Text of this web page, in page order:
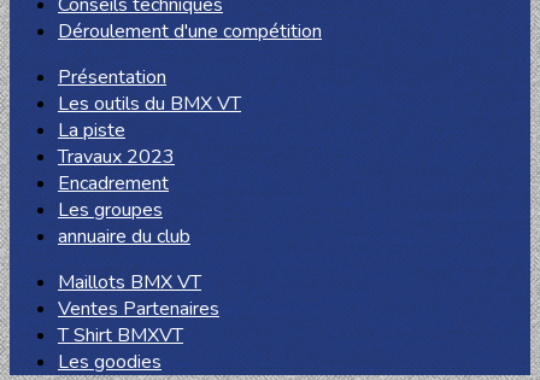
Déroulement d'une compétition
Présentation
Les outils du BMX VT
La piste
Travaux 2023
Encadrement
Les groupes
annuaire du club
Maillots BMX VT
Ventes Partenaires
T Shirt BMXVT
Les goodies